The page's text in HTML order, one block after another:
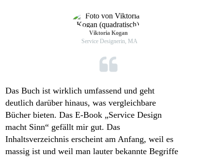
Viktoria Kogan
Service Designerin, MA
Das Buch ist wirklich umfassend und geht
deutlich darüber hinaus, was vergleichbare
Bücher bieten. Das E-Book „Service Design
macht Sinn“ gefällt mir gut. Das
Inhaltsverzeichnis erscheint am Anfang, weil es
massig ist und weil man lauter bekannte Begriffe